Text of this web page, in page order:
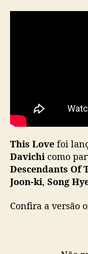
This Love foi
Davichi como
Descendants Of
Joon-ki, Song
Confira a versão